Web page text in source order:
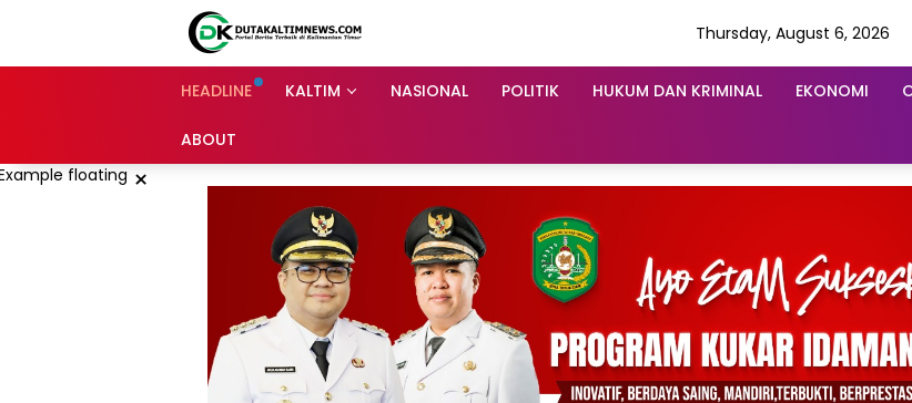
Thursday, August 6, 2026
HEADLINE KALTIM NASIONAL POLITIK HUKUM DAN KRIMINAL EKONOMI
ABOUT
×